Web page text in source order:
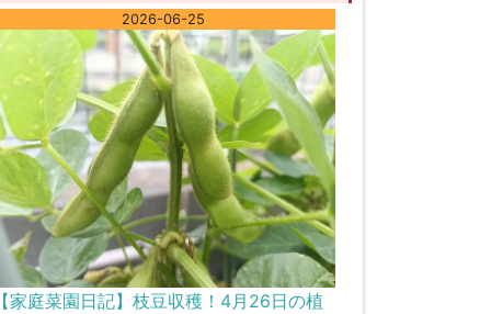
2026-06-25
家庭菜園日記】枝豆収穫！4月26日の植